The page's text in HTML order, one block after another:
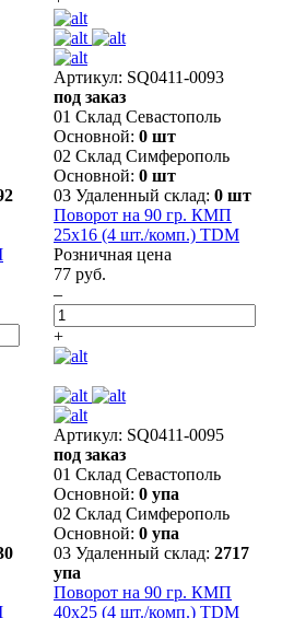
Артикул: SQ0411-0093
под заказ
01 Склад Севастополь
Основной: 0 шт
02 Склад Симферополь
Основной: 0 шт
03 Удаленный склад: 0 шт
Поворот на 90 гр. КМП
25х16 (4 шт./комп.) TDM
Розничная цена
77 руб.
–
+
Артикул: SQ0411-0095
под заказ
01 Склад Севастополь
Основной: 0 упа
02 Склад Симферополь
Основной: 0 упа
03 Удаленный склад: 2717
упа
Поворот на 90 гр. КМП
40x25 (4 шт./комп.) TDM